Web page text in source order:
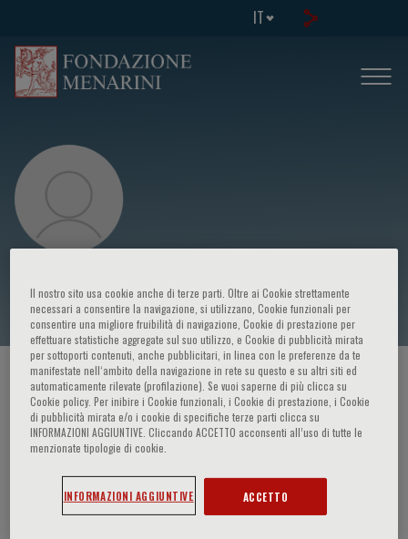
IT
Masafumi Fukagawa
HOME PAGE / CORSI ED EVENTI / RELATORE
Masafumi Fukagawa
Il nostro sito usa cookie anche di terze parti. Oltre ai Cookie strettamente
necessari a consentire la navigazione, si utilizzano, Cookie funzionali per
consentire una migliore fruibilità di navigazione, Cookie di prestazione per
effettuare statistiche aggregate sul suo utilizzo, e Cookie di pubblicità mirata
per sottoporti contenuti, anche pubblicitari, in linea con le preferenze da te
manifestate nell‘ambito della navigazione in rete su questo e su altri siti ed
automaticamente rilevate (profilazione). Se vuoi saperne di più clicca su
Cookie policy. Per inibire i Cookie funzionali, i Cookie di prestazione, i Cookie
di pubblicità mirata e/o i cookie di specifiche terze parti clicca su
INFORMAZIONI AGGIUNTIVE. Cliccando ACCETTO acconsenti all’uso di tutte le
menzionate tipologie di cookie.
INFORMAZIONI AGGIUNTIVE ACCETTO